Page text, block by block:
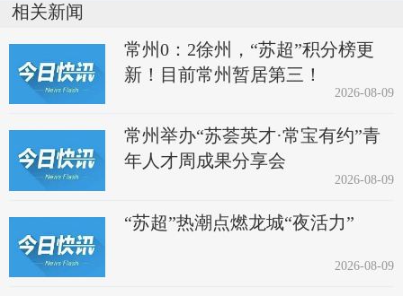
相关新闻
常州0：2徐州，“苏超”积分榜更
新！目前常州暂居第三！
2026-08-09
常州举办“苏荟英才·常宝有约”青
年人才周成果分享会
2026-08-09
“苏超”热潮点燃龙城“夜活力”
2026-08-09